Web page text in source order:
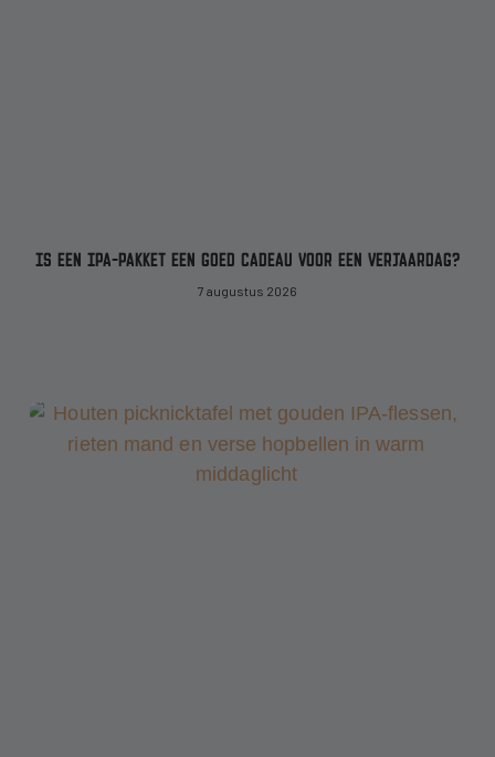
IS EEN IPA-PAKKET EEN GOED CADEAU VOOR EEN VERJAARDAG?
7 augustus 2026